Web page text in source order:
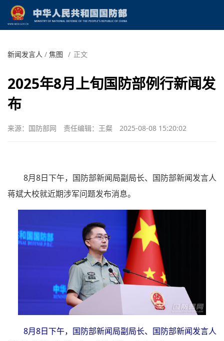
新闻发言人 / 焦图 / 正文
2025年8月上旬国防部例行新闻发
布
来源：国防部网 责任编辑：王粲 2025-08-08 15:20:02
8月8日下午，国防部新闻局副局长、国防部新闻发言人
蒋斌大校就近期涉军问题发布消息。
8月8日下午，国防部新闻局副局长、国防部新闻发言人